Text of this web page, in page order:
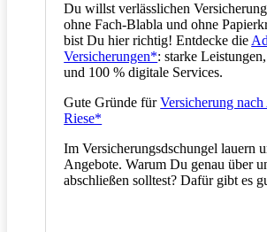
Du willst verlässlichen
ohne Fach-Blabla und ohne
bist Du hier richtig! Entdecke die
Versicherungen*: starke
und 100 % digitale Services.
Gute Gründe fürVersicherung
Riese*
Im Versicherungsdschungel lauern
Angebote. Warum Du genau über
abschließen solltest? Dafür gibt es